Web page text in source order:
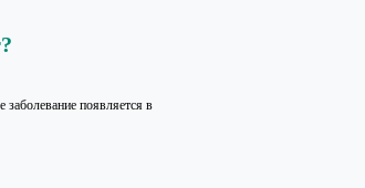
заболевание появляется в